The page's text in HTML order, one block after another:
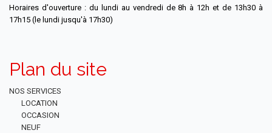
Horaires d'ouverture : du lundi au vendredi de 8h à 12h et de 13h30 à
17h15 (le lundi jusqu'à 17h30)
Plan du site
NOS SERVICES
LOCATION
OCCASION
NEUF